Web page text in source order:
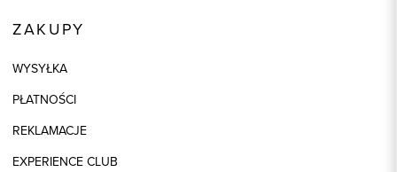
ZAKUPY
WYSYŁKA
PŁATNOŚCI
REKLAMACJE
EXPERIENCE CLUB